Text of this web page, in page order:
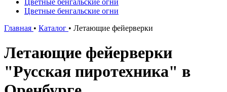
Цветные бенгальские огни
Цветные бенгальские огни
Главная • Каталог • Летающие фейерверки
Летающие фейерверки
"Русская пиротехника" в